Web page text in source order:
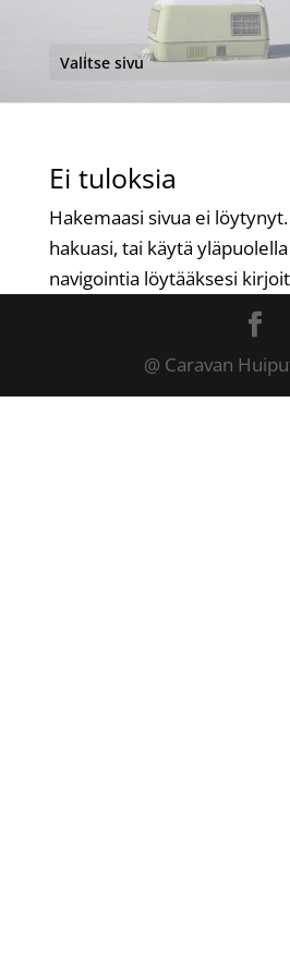
Valitse sivu
Ei tuloksia
Hakemaasi sivua ei
hakuasi, tai käytä
navigointia löytääksesi
@ Caravan